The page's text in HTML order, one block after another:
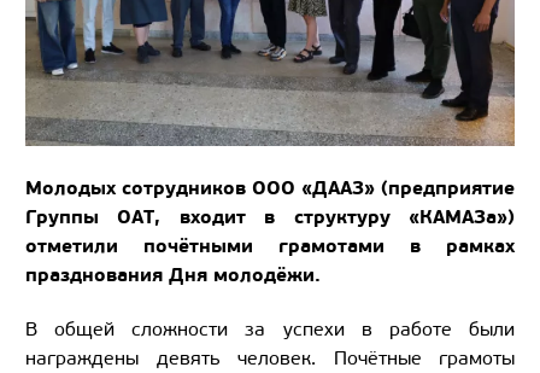
Молодых сотрудников ООО «ДААЗ» (предприятие
Группы ОАТ, входит в структуру «КАМАЗа»)
отметили почётными грамотами в рамках
празднования Дня молодёжи.
В общей сложности за успехи в работе были
награждены девять человек. Почётные грамоты